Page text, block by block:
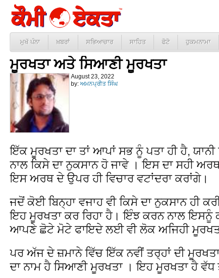
ਮੁਖੱ ਪੰਨਾ ਖ਼ਬਰਾਂ ਸਭਿਆਚਾਰ ਸਾਹਿਤ ਫੋਟੋ ਹੁਕਮਨਾਮਾ
ਮੂਰਖਤਾ ਅਤੇ ਸਿਆਣੀ ਮੂਰਖਤਾ
August 23, 2022
by: ਅਮਨਪ੍ਰੀਤ ਸਿੰਘ
ਇੱਕ ਮੂਰਖਤਾ ਦਾ ਤਾਂ ਆਪਾਂ ਸਭ ਨੂੰ ਪਤਾ ਹੀ ਹੈ, ਯਾਨੀ
ਨਾਲ ਕਿਸੇ ਦਾ ਨੁਕਸਾਨ ਹੋ ਜਾਵੇ । ਇਸ ਦਾ ਸਹੀ
ਇਸ ਅਰਥ ਦੇ ਉਪਰ ਹੀ ਵਿਚਾਰ ਵਟਾਂਦਰਾ ਕਰਾਂਗੇ।
ਜਦੋਂ ਕੋਈ ਬਿਨ੍ਹਾ ਵਜਾਹ ਵੀ ਕਿਸੇ ਦਾ ਨੁਕਸਾਨ ਹੀ
ਇਹ ਮੂਰਖਤਾ ਕਰ ਰਿਹਾ ਹੈ। ਇੰਝ ਕਰਨ ਨਾਲ ਇਸਨੂੰ
ਆਪਣੇ ਛੋਟੇ ਮੋਟੇ ਫਾਇਦੇ ਲਈ ਵੀ ਲੋਕ ਅਜਿਹੀ
ਪਰ ਅੱਜ ਦੇ ਜ਼ਮਾਨੇ ਵਿੱਚ ਇੱਕ ਨਵੀਂ ਤਰ੍ਹਾਂ ਦੀ
ਦਾ ਨਾਮ ਹੈ ਸਿਆਣੀ ਮੂਰਖਤਾ । ਇਹ ਮੂਰਖਤਾ ਹੈ